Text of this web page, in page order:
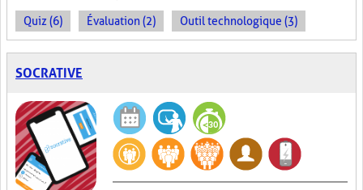
Quiz (6) Évaluation (2) Outil technologique (3)
SOCRATIVE